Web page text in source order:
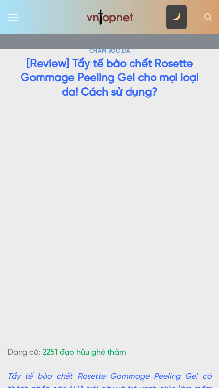
CHĂM SÓC DA
[Review] Tẩy tế bào chết Rosette
Gommage Peeling Gel cho mọi loại
da! Cách sử dụng?
Đang có: 2251 đạo hữu ghé thăm
Tẩy tế bào chết Rosette Gommage Peeling Gel có